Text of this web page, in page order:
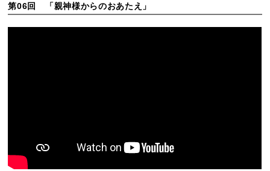
第06回 「親神様からのおあたえ」